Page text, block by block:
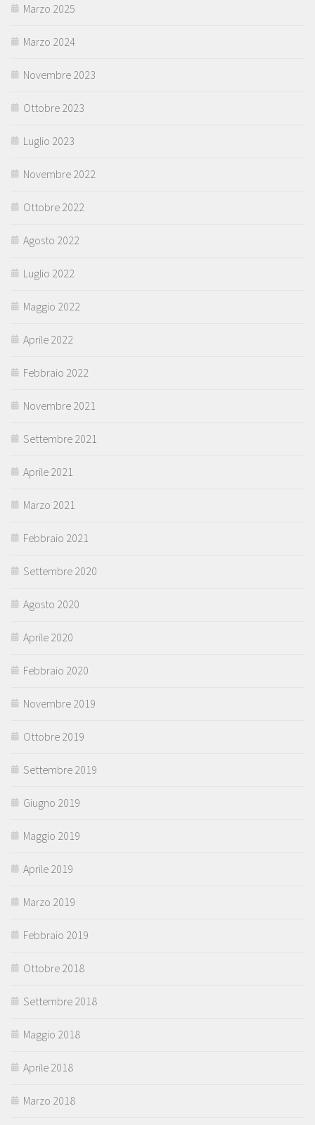
Marzo 2025
Marzo 2024
Novembre 2023
Ottobre 2023
Luglio 2023
Novembre 2022
Ottobre 2022
Agosto 2022
Luglio 2022
Maggio 2022
Aprile 2022
Febbraio 2022
Novembre 2021
Settembre 2021
Aprile 2021
Marzo 2021
Febbraio 2021
Settembre 2020
Agosto 2020
Aprile 2020
Febbraio 2020
Novembre 2019
Ottobre 2019
Settembre 2019
Giugno 2019
Maggio 2019
Aprile 2019
Marzo 2019
Febbraio 2019
Ottobre 2018
Settembre 2018
Maggio 2018
Aprile 2018
Marzo 2018